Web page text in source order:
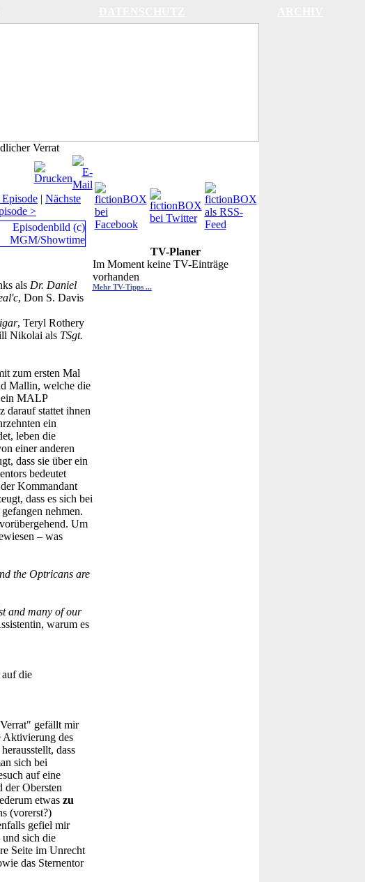
Verrat
| Nächste
>
als Dr. Daniel
, Don S. Davis
, Teryl Rothery
Nikolai als TSgt.
zum ersten Mal
Mallin, welche die
ein MALP
darauf stattet ihnen
ein
leben die
einer anderen
dass sie über ein
bedeutet
Kommandant
dass es sich bei
nehmen.
Um
– was
the Optricans are
and many of our
warum es
die
gefällt mir
Aktivierung des
dass
sich bei
auf eine
der Obersten
etwas zu
(vorerst?)
gefiel mir
sich die
Seite im Unrecht
das Sternentor
TV-Planer
Im Moment keine TV-Einträge
vorhanden
Mehr TV-Tipps ...